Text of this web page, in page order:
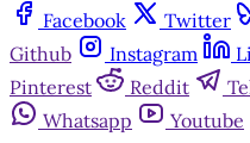
Facebook
Twitter
Github
Instagram
Pinterest
Reddit
Whatsapp
Youtube